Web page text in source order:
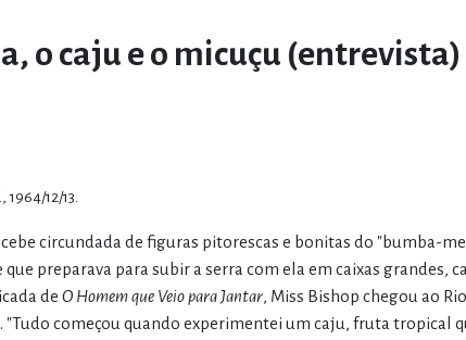
o caju e o micuçu (entrevista)
12/13.
circundada de figuras pitorescas e bonitas do "bumba-
que preparava para subir a serra com ela em caixas grandes,
de O Homem que Veio para Jantar, Miss Bishop chegou ao
"Tudo começou quando experimentei um caju, fruta tropical